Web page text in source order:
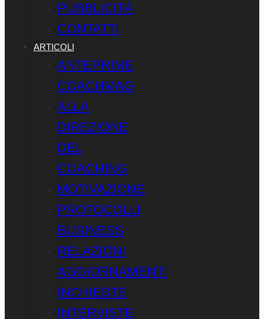
PUBBLICITÀ
CONTATTI
ARTICOLI
ANTEPRIME
COACHMAG
ALLA
DIREZIONE
DEL
COACHING
MOTIVAZIONE
PROTOCOLLI
BUSINESS
RELAZIONI
AGGIORNAMENTI
INCHIESTE
INTERVISTE